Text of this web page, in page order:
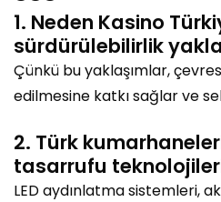
1. Neden Kasino
sürdürülebilirlik
Çünkü bu yaklaşımlar,
edilmesine katkı sağlar ve
2. Türk
tasarrufu
LED aydınlatma sistemleri,